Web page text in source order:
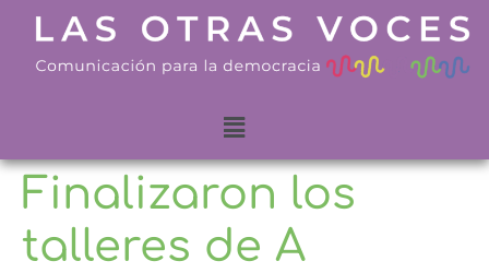
Finalizaron los
talleres de A